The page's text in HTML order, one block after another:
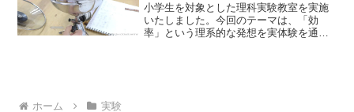
小学生を対象とした理科実験教室を実施
いたしました。今回のテーマは、「効
率」という理系的な発想を実体験を通じ
ホーム
実験